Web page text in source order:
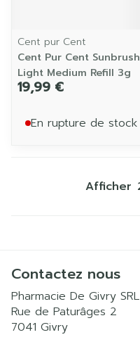
Cent pur Cent
Cent Pur Cent Sunbrush
Light Medium Refill 3g
19,99 €
En rupture de stock
Afficher
Contactez nous
Pharmacie De Givry SRL
Rue de Paturâges 2
7041 Givry